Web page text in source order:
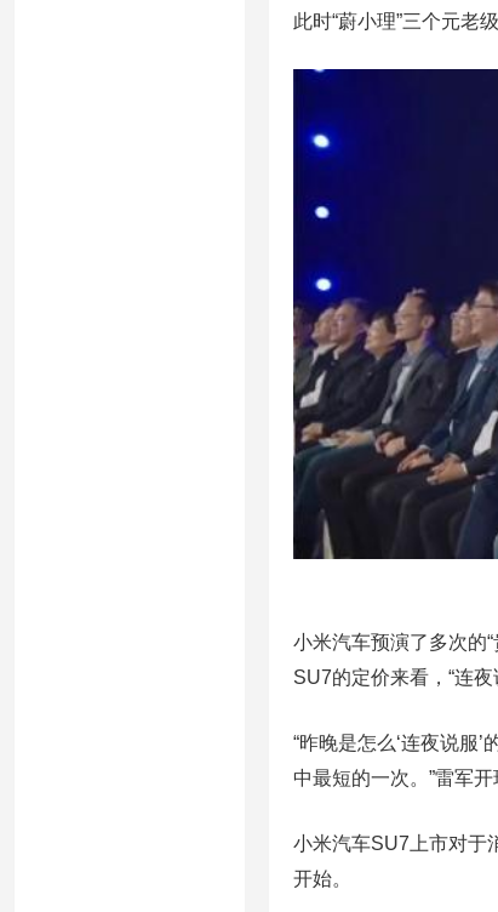
此时“蔚小理”三个元老
小米汽车预演了多次的
SU7的定价来看，“连夜
“昨晚是怎么‘连夜说服
中最短的一次。”雷军开
小米汽车SU7上市对于
开始。